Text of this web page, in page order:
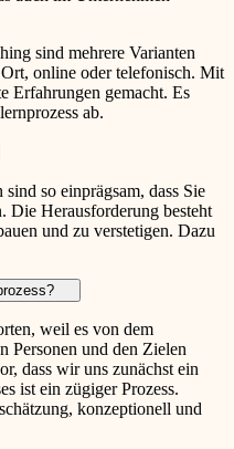
sind mehrere Varianten
online oder telefonisch. Mit
Erfahrungen gemacht. Es
ab.
so einprägsam, dass Sie
Die Herausforderung besteht
und zu verstetigen. Dazu
weil es von dem
Personen und den Zielen
dass wir uns zunächst ein
ist ein zügiger Prozess.
konzeptionell und